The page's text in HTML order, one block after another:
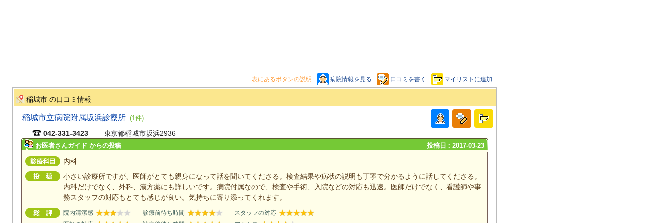
表にあるボタンの説明 病院情報を見る 口コミを書く マイリストに追加
稲城市 の口コミ情報
稲城市立病院附属坂浜診療所 (1件)
042-331-3423 東京都稲城市坂浜2936
お医者さんガイド からの投稿 投稿日：2017-03-23
内科
小さい診療所ですが、医師がとても親身になって話を聞いてくださる。検査結果や病状の説明も丁寧で分かるように話してくださる。
内科だけでなく、外科、漢方薬にも詳しいです。病院付属なので、検査や手術、入院などの対応も迅速。医師だけでなく、看護師や事
務スタッフの対応もとても感じが良い。気持ちに寄り添ってくれます。
院内清潔感 診療前待ち時間
スタッフの対応